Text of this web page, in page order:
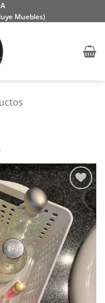
Muebles)
Añadir
a la
lista
de
deseos